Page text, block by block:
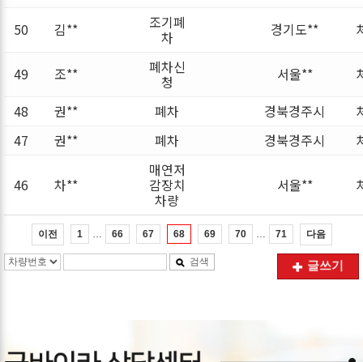
50
김** 조기폐
차 경기도**
49 조** 폐차신
청 서울**
48
권** 폐차 경북경주시
47
권** 폐차 경북경주시
46 차**
매연저
감장치
차량
서울**
이전 1 66 67 68 69 70 71 다음
검색 글쓰기